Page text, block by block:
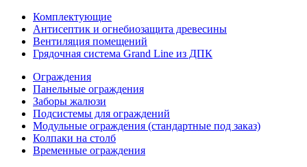
Комплектующие
Антисептик и огнебиозащита древесины
Вентиляция помещений
Грядочная система Grand Line из ДПК
Ограждения
Панельные ограждения
Заборы жалюзи
Подсистемы для ограждений
Модульные ограждения (стандартные под заказ)
Колпаки на столб
Временные ограждения